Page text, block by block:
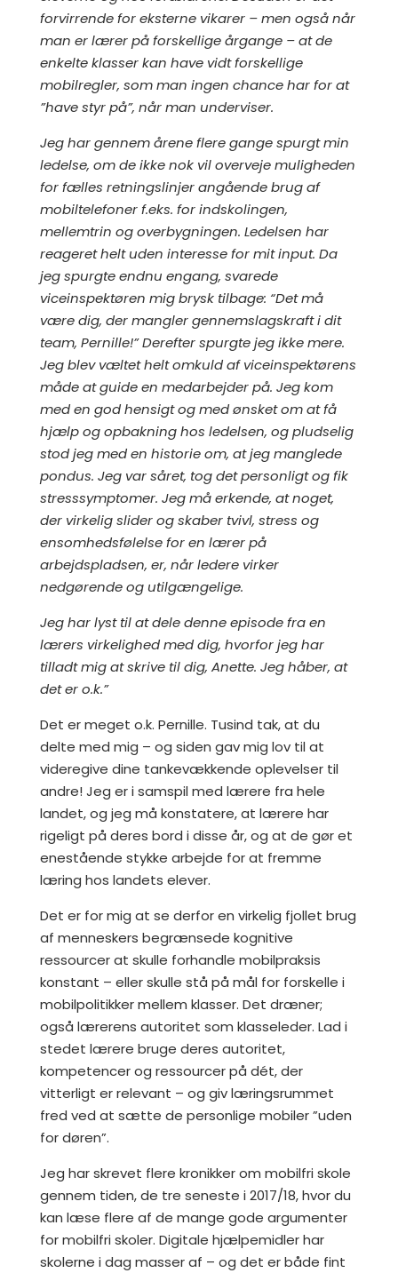
forvirrende for eksterne vikarer – men også når
man er lærer på forskellige årgange – at de
enkelte klasser kan have vidt forskellige
mobilregler, som man ingen chance har for at
”have styr på”, når man underviser.
Jeg har gennem årene flere gange spurgt min
ledelse, om de ikke nok vil overveje muligheden
for fælles retningslinjer angående brug af
mobiltelefoner f.eks. for indskolingen,
mellemtrin og overbygningen. Ledelsen har
reageret helt uden interesse for mit input. Da
jeg spurgte endnu engang, svarede
viceinspektøren mig brysk tilbage: “Det må
være dig, der mangler gennemslagskraft i dit
team, Pernille!” Derefter spurgte jeg ikke mere.
Jeg blev væltet helt omkuld af viceinspektørens
måde at guide en medarbejder på. Jeg kom
med en god hensigt og med ønsket om at få
hjælp og opbakning hos ledelsen, og pludselig
stod jeg med en historie om, at jeg manglede
pondus. Jeg var såret, tog det personligt og fik
stresssymptomer. Jeg må erkende, at noget,
der virkelig slider og skaber tvivl, stress og
ensomhedsfølelse for en lærer på
arbejdspladsen, er, når ledere virker
nedgørende og utilgængelige.
Jeg har lyst til at dele denne episode fra en
lærers virkelighed med dig, hvorfor jeg har
tilladt mig at skrive til dig, Anette. Jeg håber, at
det er o.k.”
Det er meget o.k. Pernille. Tusind tak, at du
delte med mig – og siden gav mig lov til at
videregive dine tankevækkende oplevelser til
andre! Jeg er i samspil med lærere fra hele
landet, og jeg må konstatere, at lærere har
rigeligt på deres bord i disse år, og at de gør et
enestående stykke arbejde for at fremme
læring hos landets elever.
Det er for mig at se derfor en virkelig fjollet brug
af menneskers begrænsede kognitive
ressourcer at skulle forhandle mobilpraksis
konstant – eller skulle stå på mål for forskelle i
mobilpolitikker mellem klasser. Det dræner;
også lærerens autoritet som klasseleder. Lad i
stedet lærere bruge deres autoritet,
kompetencer og ressourcer på dét, der
vitterligt er relevant – og giv læringsrummet
fred ved at sætte de personlige mobiler ”uden
for døren”.
Jeg har skrevet flere kronikker om mobilfri skole
gennem tiden, de tre seneste i 2017/18, hvor du
kan læse flere af de mange gode argumenter
for mobilfri skoler. Digitale hjælpemidler har
skolerne i dag masser af – og det er både fint